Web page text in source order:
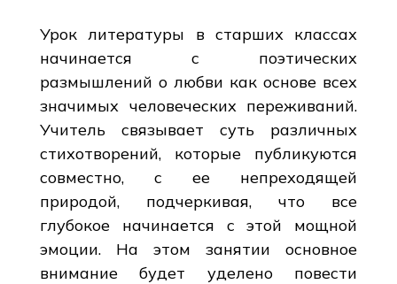
Урок литературы в старших классах
начинается с поэтических
размышлений о любви как основе всех
значимых человеческих переживаний.
Учитель связывает суть различных
стихотворений, которые публикуются
совместно, с ее непреходящей
природой, подчеркивая, что все
глубокое начинается с этой мощной
эмоции. На этом занятии основное
внимание будет уделено повести